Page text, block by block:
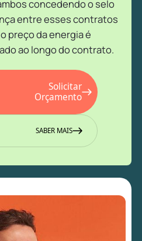
concedendo o selo
entre esses contratos
preço da energia é
ao longo do contrato.
Solicitar
Orçamento
SABER MAIS